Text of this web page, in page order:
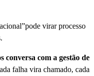
virar processo
conversa com a gestão de
falha vira chamado, cada